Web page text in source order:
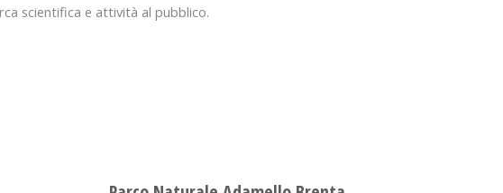
scientifica e attività al pubblico.